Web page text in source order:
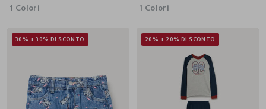
1 Colori 1 Colori
30% + 30% DI SCONTO 20% + 20% DI SCONTO